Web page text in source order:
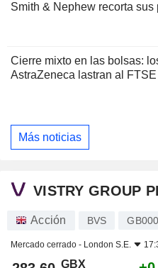
Smith & Nephew recorta
Cierre mixto en las bolsas:
AstraZeneca lastran al
Más noticias
VISTRY GROUP
Acción BVS
Mercado cerrado - London S.E.
GBX